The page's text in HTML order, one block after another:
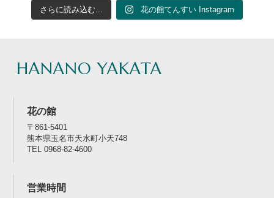
さらに読み込む... 花の館てんすい Instagram
HANANO YAKATA
花の館
〒861-5401
熊本県玉名市天水町小天748
TEL 0968-82-4600
営業時間